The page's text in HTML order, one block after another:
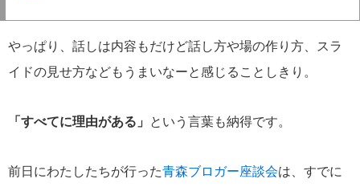
やっぱり、話しは内容もだけど話し方や場の作り方、スラ
イドの見せ方などもうまいなーと感じることしきり。
「すべてに理由がある」 という言葉も納得です。
前日にわたしたちが行った青森ブロガー座談会は、すでに